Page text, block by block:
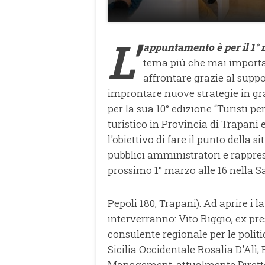
L' appuntamento è per il 1°
tema più che mai
affrontare grazie al
improntare nuove strategie in
per la sua 10° edizione “Turisti
turistico in Provincia di Trapani
l'obiettivo di fare il punto della
pubblici amministratori e
prossimo 1° marzo alle 16 nella
Pepoli 180, Trapani). Ad aprire i
interverranno: Vito Riggio, ex
consulente regionale per le
Sicilia Occidentale Rosalia